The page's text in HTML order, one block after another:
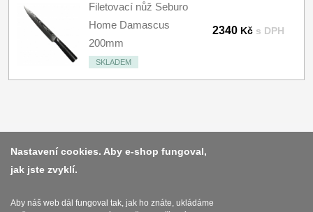
Taktické
Turistické 7
Taktické
Filetovací nůž Seburo
Home Damascus
200mm
SKLADEM
2340 Kč s DPH
Platba a dodávka
Obchodní podmínky
Zasady zpracovani osobnich udaju
Nastavení cookies. Aby e-shop fungoval,
jak jste zvyklí.
Aby náš web dál fungoval tak, jak ho znáte, ukládáme